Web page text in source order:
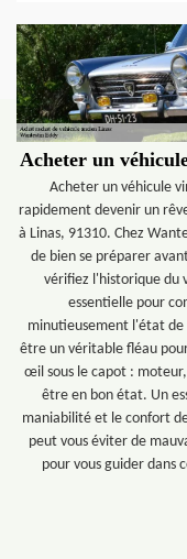
Acheter un
Acheter un véhicule
rapidement devenir un
à Linas, 91310. Chez
de bien se préparer
vérifiez l'historique du
essentielle pour
minutieusement l'état de
être un véritable fléau
œil sous le capot :
être en bon état. Un
maniabilité et le confort
peut vous éviter de
pour vous guider dans